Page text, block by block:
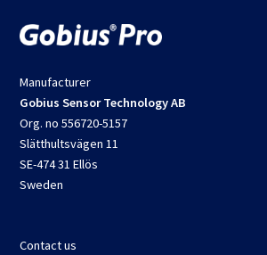
Manufacturer
Gobius Sensor Technology AB
Org. no 556720-5157
Slätthultsvägen 11
SE-474 31 Ellös
Sweden
Contact us